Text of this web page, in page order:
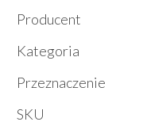
Producent
Kategoria
Przeznaczenie
SKU